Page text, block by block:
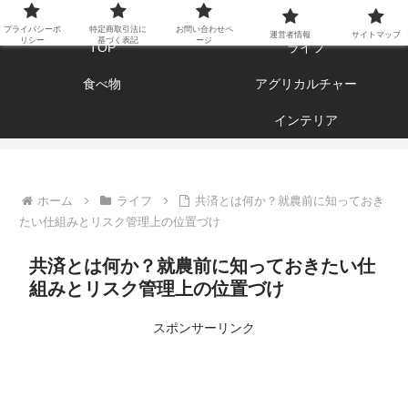
エンジョイ ブログライフ
TOP ライフ
食べ物 アグリカルチャー
インテリア
ホーム ライフ
共済とは何か？就農前に知っておき
たい仕組みとリスク管理上の位置づけ
共済とは何か？就農前に知っておきたい仕
組みとリスク管理上の位置づけ
スポンサーリンク
プライバシーポ
リシー
特定商取引法に
基づく表記
お問い合わせペ
ージ
運営者情報 サイトマップ